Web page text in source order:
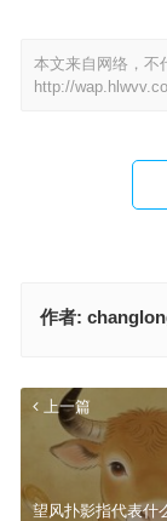
本文来自网络，不
http://
作者:
上一篇
望风扑影指代表什